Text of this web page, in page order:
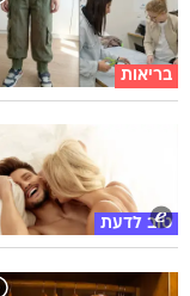
בריאות
טוב לדעת